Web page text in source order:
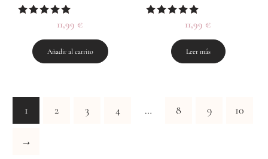
Valorado
5.00
de 5
11,99 €
Añadir al carrito
Valorado
5.00
de 5
11,99 €
Leer más
1 2 3 4 … 8 9 10
→